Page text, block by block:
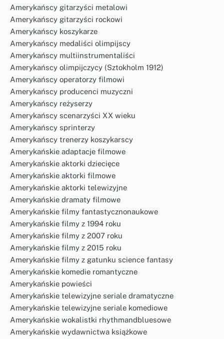
Amerykańscy gitarzyści metalowi
Amerykańscy gitarzyści rockowi
Amerykańscy koszykarze
Amerykańscy medaliści olimpijscy
Amerykańscy multiinstrumentaliści
Amerykańscy olimpijczycy (Sztokholm 1912)
Amerykańscy operatorzy filmowi
Amerykańscy producenci muzyczni
Amerykańscy reżyserzy
Amerykańscy scenarzyści XX wieku
Amerykańscy sprinterzy
Amerykańscy trenerzy koszykarscy
Amerykańskie adaptacje filmowe
Amerykańskie aktorki dziecięce
Amerykańskie aktorki filmowe
Amerykańskie aktorki telewizyjne
Amerykańskie dramaty filmowe
Amerykańskie filmy fantastycznonaukowe
Amerykańskie filmy z 1994 roku
Amerykańskie filmy z 2007 roku
Amerykańskie filmy z 2015 roku
Amerykańskie filmy z gatunku science fantasy
Amerykańskie komedie romantyczne
Amerykańskie powieści
Amerykańskie telewizyjne seriale dramatyczne
Amerykańskie telewizyjne seriale komediowe
Amerykańskie wokalistki rhythmandbluesowe
Amerykańskie wydawnictwa książkowe